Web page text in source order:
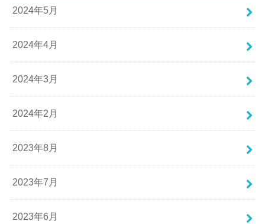
2024年5月
2024年4月
2024年3月
2024年2月
2023年8月
2023年7月
2023年6月